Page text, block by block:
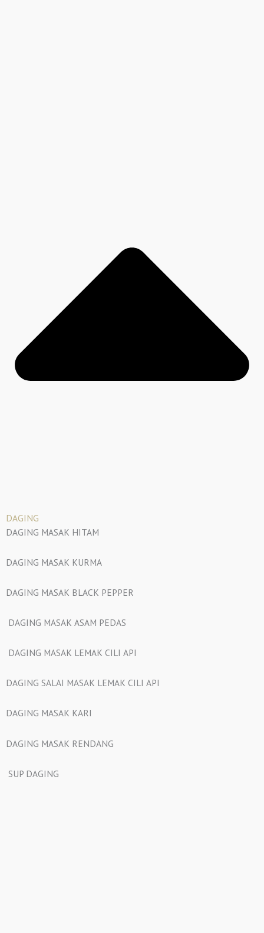
DAGING
DAGING MASAK HITAM
DAGING MASAK KURMA
DAGING MASAK BLACK PEPPER
DAGING MASAK ASAM PEDAS
DAGING MASAK LEMAK CILI API
DAGING SALAI MASAK LEMAK CILI API
DAGING MASAK KARI
DAGING MASAK RENDANG
SUP DAGING